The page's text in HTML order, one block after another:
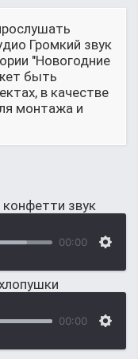
Громкий звук
"Новогодние
быть
в качестве
монтажа и
звук
00:00
00:00